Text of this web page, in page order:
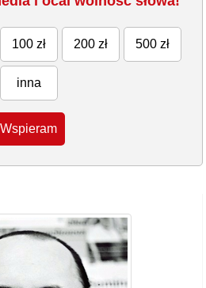
100 zł 200 zł 500 zł
inna
Wspieram